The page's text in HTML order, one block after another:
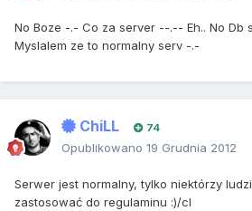
No Boze -.- Co za server --.-- Eh.. No Db
Myslalem ze to normalny serv -.-
ChiLL 74
Opublikowano 19 Grudnia 2012
Serwer jest normalny, tylko niektórzy
zastosować do regulaminu :)/cl